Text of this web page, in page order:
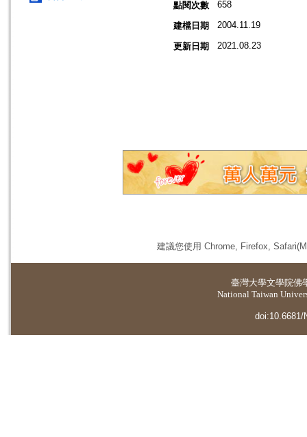
點閱次數
658
建檔日期 2004.11.19
更新日期 2021.08.23
建議您使用 Chrome, Firefox,
臺灣大學文學院佛
National Taiwan
doi:10.6681/